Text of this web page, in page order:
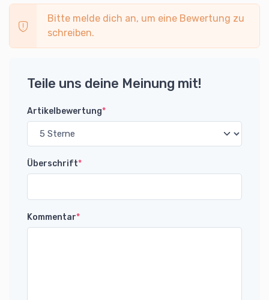
Bitte melde dich an, um eine Bewertung zu
schreiben.
Teile uns deine Meinung mit!
Artikelbewertung*
Überschrift*
Kommentar*